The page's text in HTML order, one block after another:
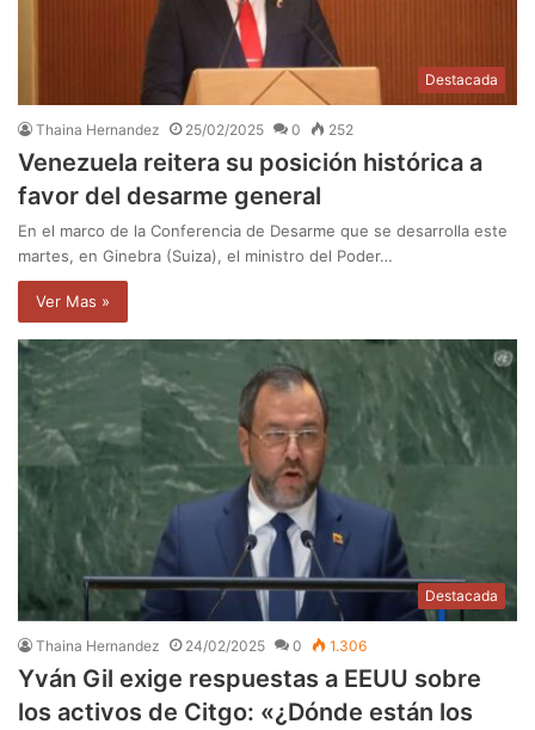
Destacada
Thaina Hernandez 25/02/2025 0 252
Venezuela reitera su posición histórica a
favor del desarme general
En el marco de la Conferencia de Desarme que se desarrolla este
martes, en Ginebra (Suiza), el ministro del Poder…
Ver Mas »
Destacada
Thaina Hernandez 24/02/2025 0 1.306
Yván Gil exige respuestas a EEUU sobre
los activos de Citgo: «¿Dónde están los